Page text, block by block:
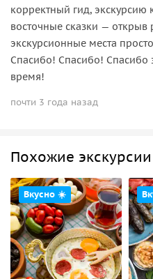
корректный гид, экскурсию
восточные сказки —
экскурсионные места
Спасибо! Спасибо! Спасибо
время!
почти 3 года назад
Похожие экскурсии
Вкусно ☀️